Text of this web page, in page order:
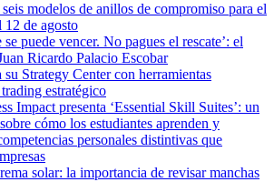
modelos de anillos de compromiso para el
12 de agosto
puede vencer. No pagues el rescate’: el
Ricardo Palacio Escobar
Strategy Center con herramientas
estratégico
Impact presenta ‘Essential Skill Suites’: un
cómo los estudiantes aprenden y
personales distintivas que
solar: la importancia de revisar manchas